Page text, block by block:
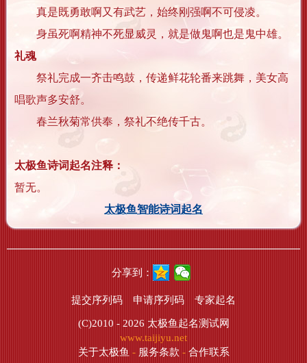
真是既勇敢啊又有武艺，始终刚强啊不可侵凌。
身虽死啊精神不死显威灵，就是做鬼啊也是鬼中雄。
礼魂
祭礼完成一齐击鸣鼓，传递鲜花轮番来跳舞，美女高
唱歌声多安舒。
春兰秋菊常供奉，祭礼不绝传千古。
太极鱼诗词起名注释：
暂无。
太极鱼智能诗词起名
分享到：
提交序列码 申请序列码 专家起名
(C)2010 - 2026 太极鱼起名测试网
www.taijiyu.net
关于太极鱼 - 服务条款 - 合作联系